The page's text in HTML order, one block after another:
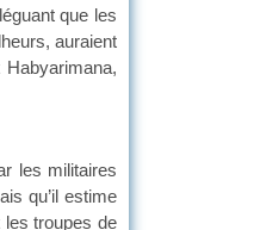
que les
auraient
les militaires
qu’il estime
les troupes de